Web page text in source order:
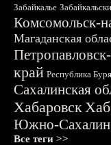
Забайкалье
Комсомольск-
Магаданская
край Республика
Сахалинская
Хабаровск
Южно-
Все теги >>